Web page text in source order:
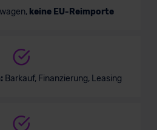
keine EU-Reimporte
Barkauf, Finanzierung, Leasing